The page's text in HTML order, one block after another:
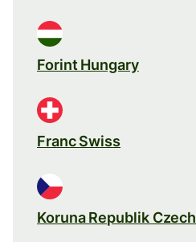
Forint Hungary
Franc Swiss
Koruna Republik Czech